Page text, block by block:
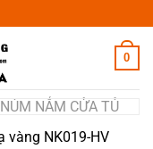
0
NÚM NẮM CỬA TỦ